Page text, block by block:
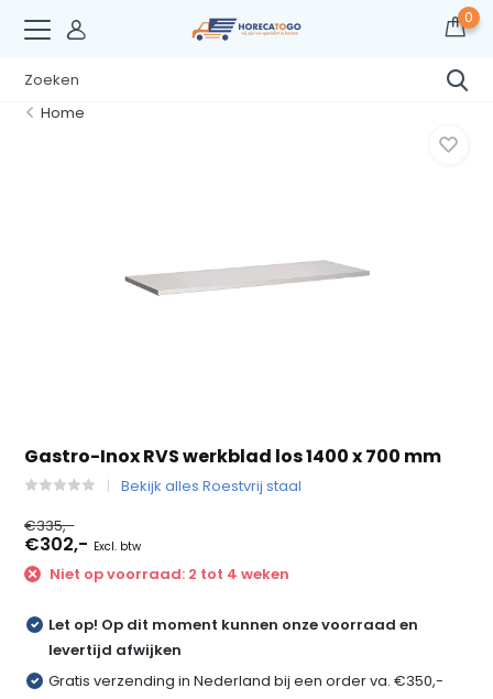
0
Home
Gastro-Inox RVS werkblad los 1400 x 700 mm
Bekijk alles Roestvrij staal
€335,-
€302,- Excl. btw
Niet op voorraad: 2 tot 4 weken
Let op! Op dit moment kunnen onze voorraad en
levertijd afwijken
Gratis verzending in Nederland bij een order va. €350,-